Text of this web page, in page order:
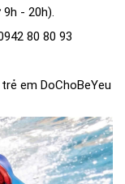
- 20h).
80 80 93
em DoChoBeYeu